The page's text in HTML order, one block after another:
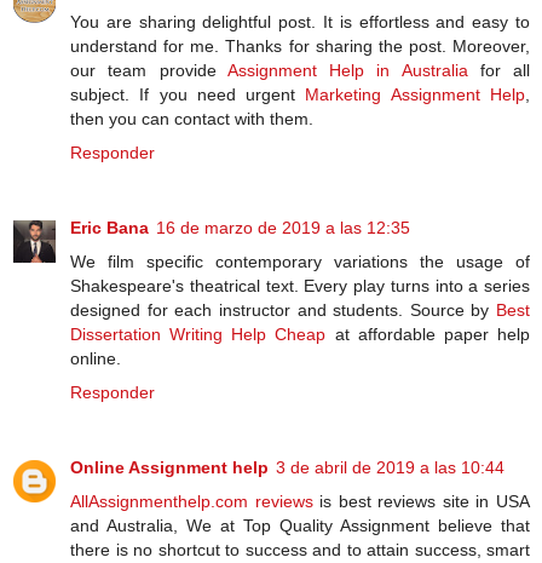
You are sharing delightful post. It is effortless and easy to
understand for me. Thanks for sharing the post. Moreover,
our team provide Assignment Help in Australiafor all
subject. If you need urgent Marketing Assignment Help,
then you can contact with them.
Responder
Eric Bana 16 de marzo de 2019 a las 12:35
We film specific contemporary variations the usage of
Shakespeare's theatrical text. Every play turns into a series
designed for each instructor and students. Source by Best
Dissertation Writing Help Cheap at affordable paper help
online.
Responder
Online Assignment help 3 de abril de 2019 a las 10:44
AllAssignmenthelp.com reviewsis best reviews site in USA
and Australia, We at Top Quality Assignment believe that
there is no shortcut to success and to attain success, smart